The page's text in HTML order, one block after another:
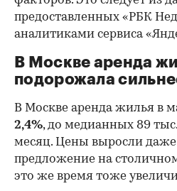
предоставленных «РБК
аналитиками сервиса
В Москве аренда
подорожала
В Москве аренда жилья в
2,4%, до медианных 89
месяц. Цены выросли даже
предложение на
это же время тоже